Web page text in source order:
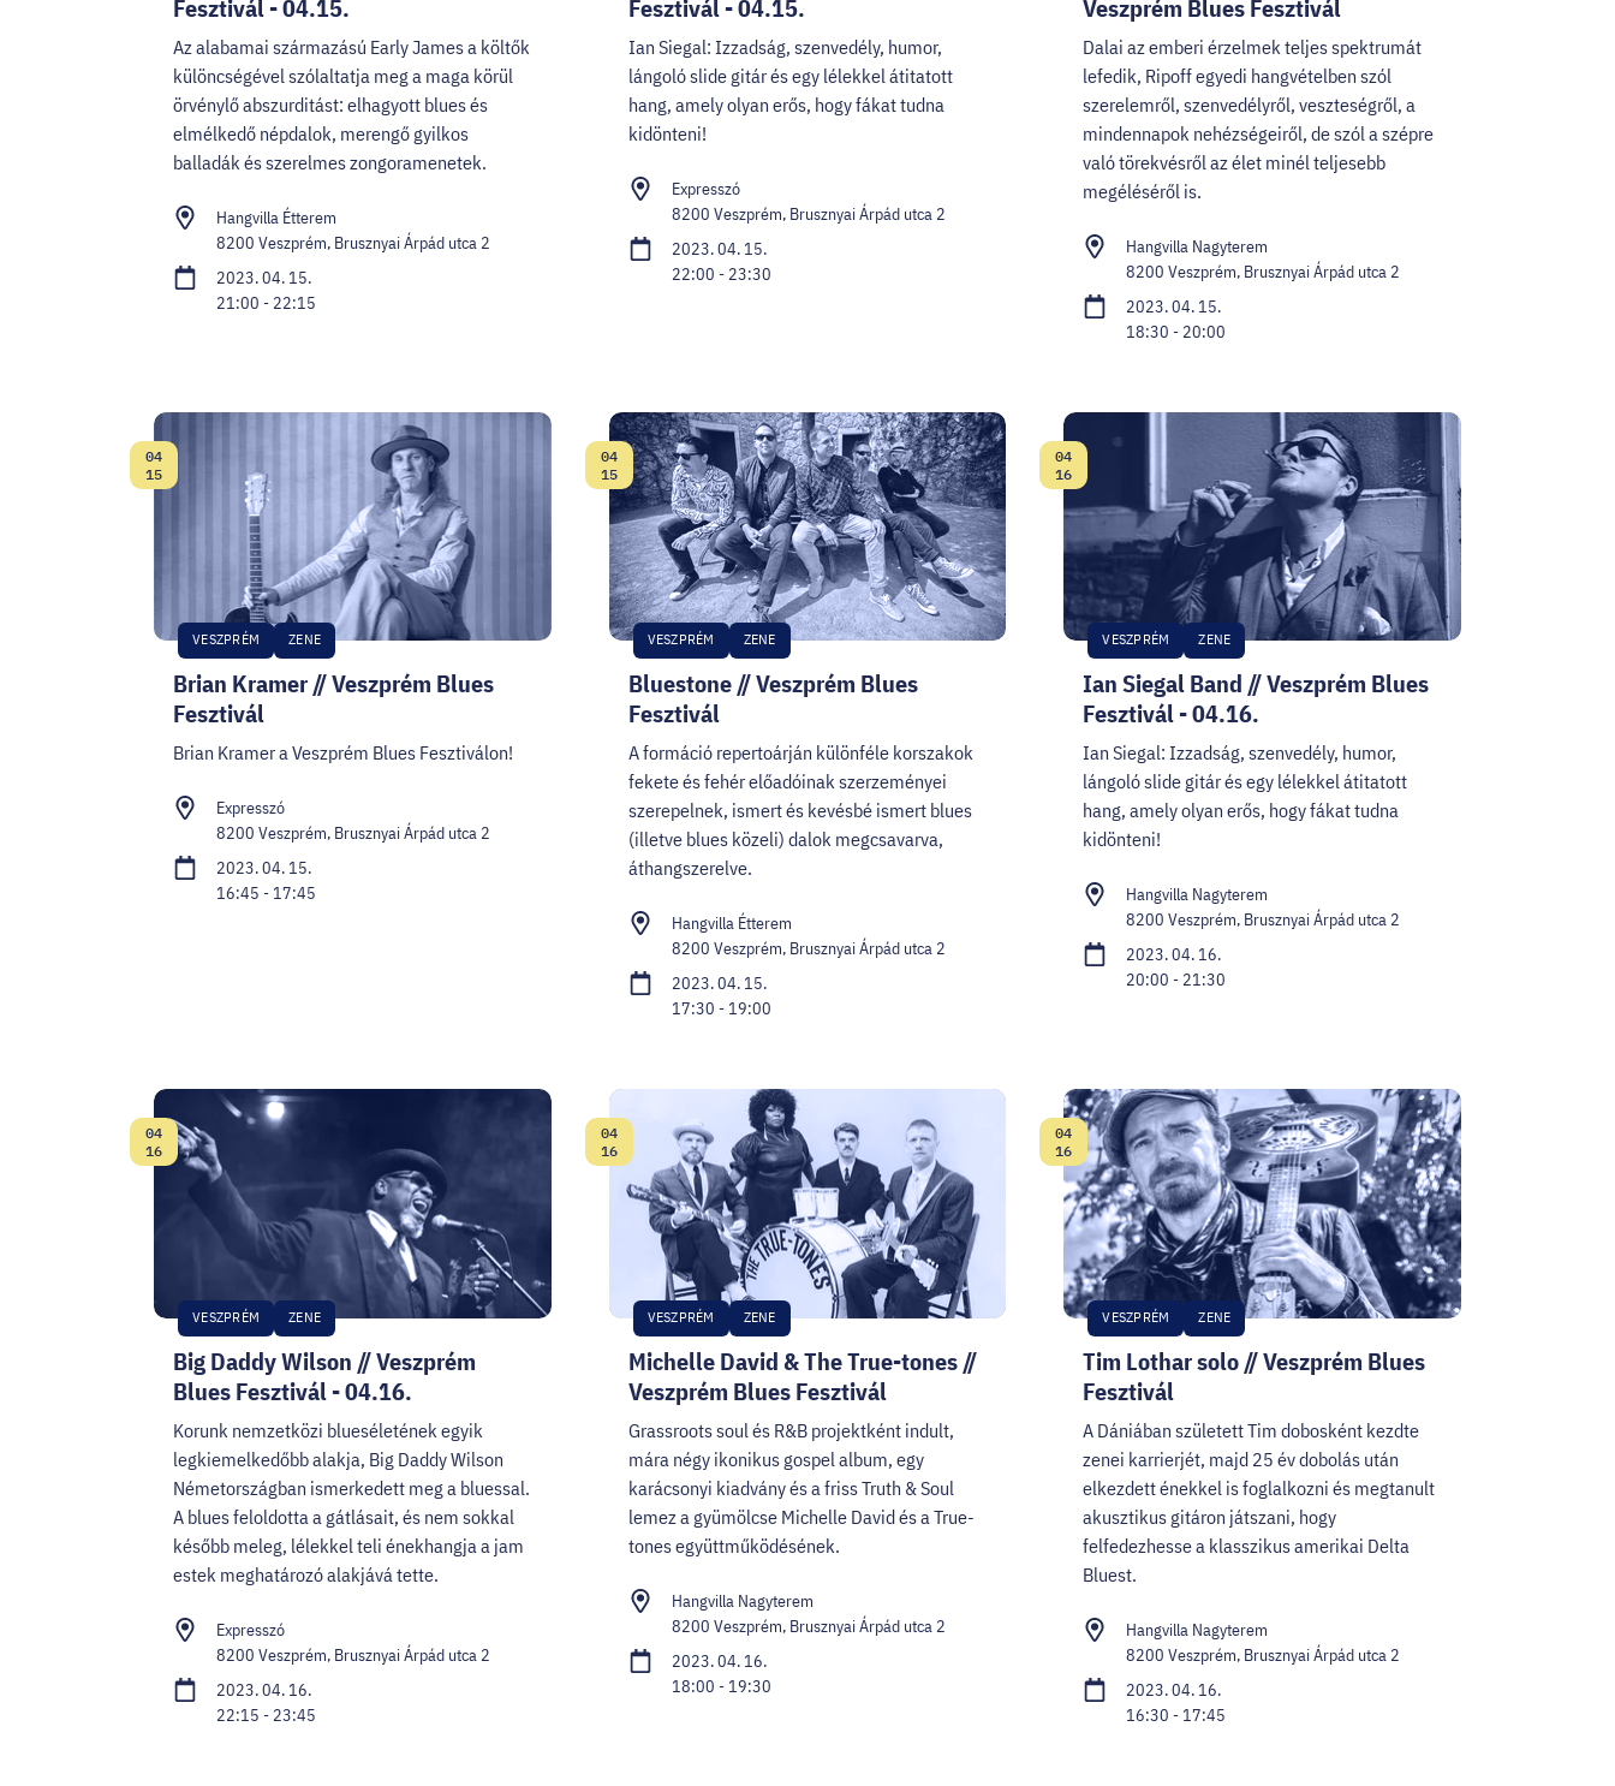
Fesztivál - 04.15.
Az alabamai származású Early James a költők
különcségével szólaltatja meg a maga körül
örvénylő abszurditást: elhagyott blues és
elmélkedő népdalok, merengő gyilkos
balladák és szerelmes zongoramenetek.
Hangvilla Étterem
8200 Veszprém, Brusznyai Árpád utca 2
2023. 04. 15.
21:00 - 22:15
Fesztivál - 04.15.
Ian Siegal: Izzadság, szenvedély, humor,
lángoló slide gitár és egy lélekkel átitatott
hang, amely olyan erős, hogy fákat tudna
kidönteni!
Expresszó
8200 Veszprém, Brusznyai Árpád utca 2
2023. 04. 15.
22:00 - 23:30
Veszprém Blues Fesztivál
Dalai az emberi érzelmek teljes spektrumát
lefedik, Ripoff egyedi hangvételben szól
szerelemről, szenvedélyről, veszteségről, a
mindennapok nehézségeiről, de szól a szépre
való törekvésről az élet minél teljesebb
megéléséről is.
Hangvilla Nagyterem
8200 Veszprém, Brusznyai Árpád utca 2
2023. 04. 15.
18:30 - 20:00
Brian Kramer // Veszprém Blues
Fesztivál
VESZPRÉM ZENE
Dátum:
04
15
Brian Kramer a Veszprém Blues Fesztiválon!
Expresszó
8200 Veszprém, Brusznyai Árpád utca 2
2023. 04. 15.
16:45 - 17:45
Bluestone // Veszprém Blues
Fesztivál
VESZPRÉM ZENE
Dátum:
04
15
A formáció repertoárján különféle korszakok
fekete és fehér előadóinak szerzeményei
szerepelnek, ismert és kevésbé ismert blues
(illetve blues közeli) dalok megcsavarva,
áthangszerelve.
Hangvilla Étterem
8200 Veszprém, Brusznyai Árpád utca 2
2023. 04. 15.
17:30 - 19:00
Ian Siegal Band // Veszprém Blues
Fesztivál - 04.16.
VESZPRÉM ZENE
Dátum:
04
16
Ian Siegal: Izzadság, szenvedély, humor,
lángoló slide gitár és egy lélekkel átitatott
hang, amely olyan erős, hogy fákat tudna
kidönteni!
Hangvilla Nagyterem
8200 Veszprém, Brusznyai Árpád utca 2
2023. 04. 16.
20:00 - 21:30
Big Daddy Wilson // Veszprém
Blues Fesztivál - 04.16.
VESZPRÉM ZENE
Dátum:
04
16
Korunk nemzetközi blueséletének egyik
legkiemelkedőbb alakja, Big Daddy Wilson
Németországban ismerkedett meg a bluessal.
A blues feloldotta a gátlásait, és nem sokkal
később meleg, lélekkel teli énekhangja a jam
estek meghatározó alakjává tette.
Expresszó
8200 Veszprém, Brusznyai Árpád utca 2
2023. 04. 16.
22:15 - 23:45
Michelle David & The True-tones //
Veszprém Blues Fesztivál
VESZPRÉM ZENE
Dátum:
04
16
Grassroots soul és R&B projektként indult,
mára négy ikonikus gospel album, egy
karácsonyi kiadvány és a friss Truth & Soul
lemez a gyümölcse Michelle David és a True-
tones együttműködésének.
Hangvilla Nagyterem
8200 Veszprém, Brusznyai Árpád utca 2
2023. 04. 16.
18:00 - 19:30
Tim Lothar solo // Veszprém Blues
Fesztivál
VESZPRÉM ZENE
Dátum:
04
16
A Dániában született Tim dobosként kezdte
zenei karrierjét, majd 25 év dobolás után
elkezdett énekkel is foglalkozni és megtanult
akusztikus gitáron játszani, hogy
felfedezhesse a klasszikus amerikai Delta
Bluest.
Hangvilla Nagyterem
8200 Veszprém, Brusznyai Árpád utca 2
2023. 04. 16.
16:30 - 17:45